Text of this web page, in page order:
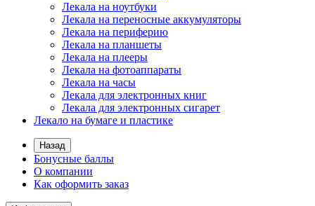
Лекала на ноутбуки
Лекала на переносные аккумуляторы
Лекала на периферию
Лекала на планшеты
Лекала на плееры
Лекала на фотоаппараты
Лекала на часы
Лекала для электронных книг
Лекала для электронных сигарет
Лекало на бумаге и пластике
Назад
Бонусные баллы
О компании
Как оформить заказ